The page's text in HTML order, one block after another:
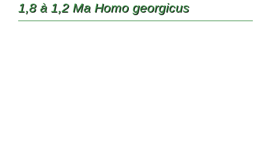
1,8 à 1,2 Ma Homo georgicus